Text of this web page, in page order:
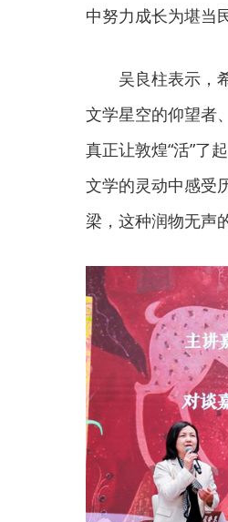
中努力成长为堪当
吴良柱表示，
文学星空的仰望者
真正让敦煌“活”了
文学的灵动中感受
梁，这种润物无声